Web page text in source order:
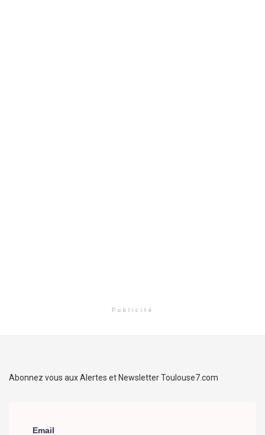
Publicité
Abonnez vous aux Alertes et Newsletter Toulouse7.com
Email